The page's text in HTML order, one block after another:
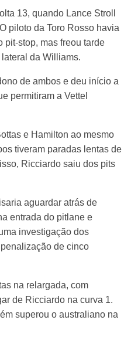
13, quando Lance Stroll
piloto da Toro Rosso havia
pit-stop, mas freou tarde
da Williams.
de ambos e deu início a
permitiram a Vettel
e Hamilton ao mesmo
tiveram paradas lentas de
Ricciardo saiu dos pits
aguardar atrás de
entrada do pitlane e
investigação dos
de cinco
na relargada, com
de Ricciardo na curva 1.
superou o australiano na